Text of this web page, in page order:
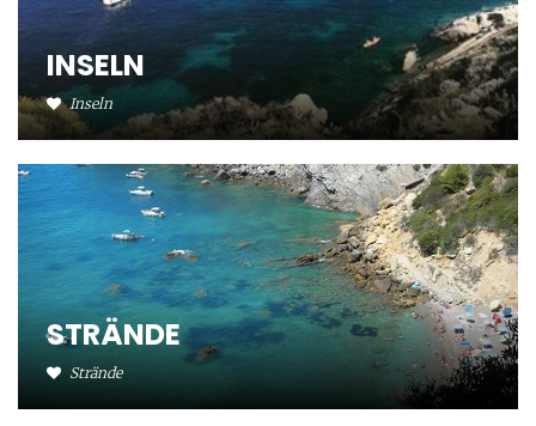
INSELN
Inseln
STRÄNDE
Strände